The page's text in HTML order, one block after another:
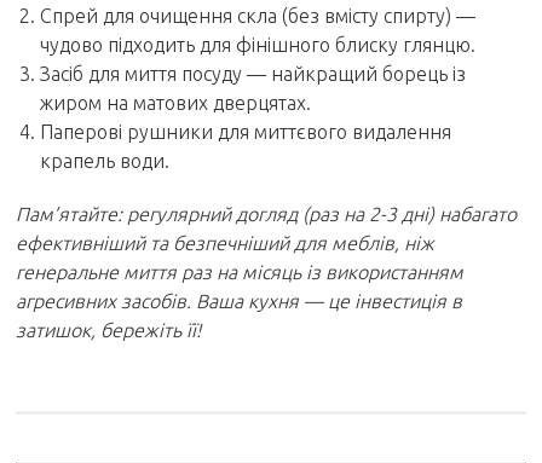
Спрей для очищення скла (без вмісту спирту) —
чудово підходить для фінішного блиску глянцю.
Засіб для миття посуду — найкращий борець із
жиром на матових дверцятах.
Паперові рушники для миттєвого видалення
крапель води.
Пам’ятайте: регулярний догляд (раз на 2-3 дні) набагато
ефективніший та безпечніший для меблів, ніж
генеральне миття раз на місяць із використанням
агресивних засобів. Ваша кухня — це інвестиція в
затишок, бережіть її!